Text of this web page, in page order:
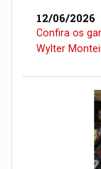
12/06/2026
Confira os
Wylter